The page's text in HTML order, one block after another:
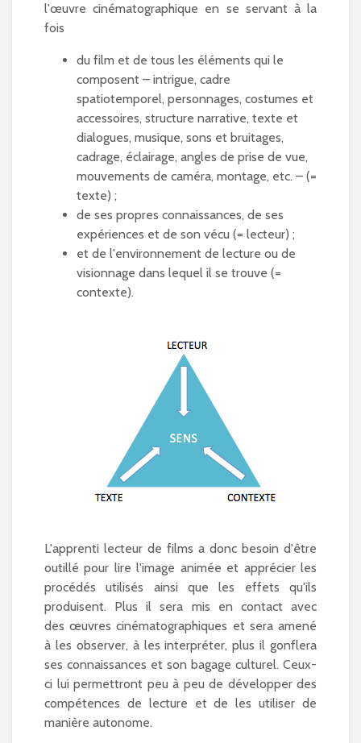
l'œuvre cinématographique en se servant à la
fois
du film et de tous les éléments qui le
composent – intrigue, cadre
spatiotemporel, personnages, costumes et
accessoires, structure narrative, texte et
dialogues, musique, sons et bruitages,
cadrage, éclairage, angles de prise de vue,
mouvements de caméra, montage, etc. – (=
texte) ;
de ses propres connaissances, de ses
expériences et de son vécu (= lecteur) ;
et de l'environnement de lecture ou de
visionnage dans lequel il se trouve (=
contexte).
L'apprenti lecteur de films a donc besoin d'être
outillé pour lire l'image animée et apprécier les
procédés utilisés ainsi que les effets qu'ils
produisent. Plus il sera mis en contact avec
des œuvres cinématographiques et sera amené
à les observer, à les interpréter, plus il gonflera
ses connaissances et son bagage culturel. Ceux-
ci lui permettront peu à peu de développer des
compétences de lecture et de les utiliser de
manière autonome.